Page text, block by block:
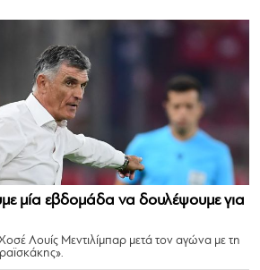
μία εβδομάδα να δουλέψουμε για
Λουίς Μεντιλίμπαρ μετά τον αγώνα με τη